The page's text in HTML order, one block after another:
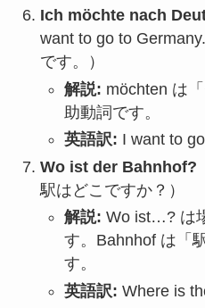
Ich möchte nach
want to go to Germany.
です。
）
解説: möchten は
助動詞です。
英語訳: I want to
Wo ist der Bahnhof?
駅はどこですか？）
解説: Wo ist…?は
す。 Bahnhof は「
す。
英語訳: Where is